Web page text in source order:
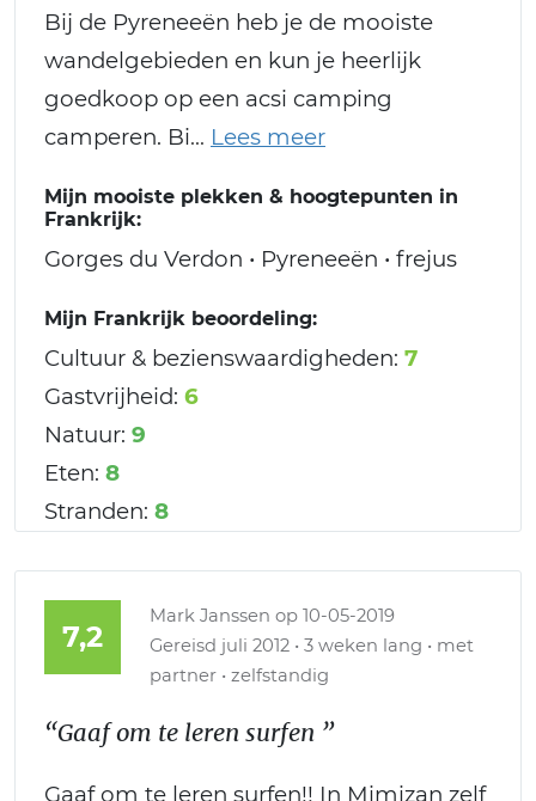
Bij de Pyreneeën heb je de mooiste
wandelgebieden en kun je heerlijk
goedkoop op een acsi camping
camperen. Bi
Mijn mooiste plekken & hoogtepunten in
Frankrijk:
Gorges du Verdon • Pyreneeën • frejus
Mijn Frankrijk beoordeling:
Cultuur & bezienswaardigheden: 7
Gastvrijheid: 6
Natuur: 9
Eten: 8
Stranden: 8
7,2
Mark Janssen op 10-05-2019
Gereisd juli 2012 • 3 weken lang • met
partner • zelfstandig
“Gaaf om te leren surfen ”
Gaaf om te leren surfen!! In Mimizan zelf